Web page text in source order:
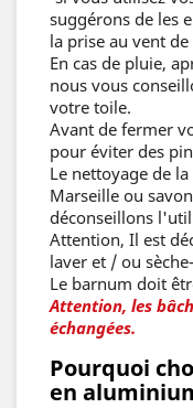
suggérons de les
la prise au vent
En cas de pluie,
nous vous
votre toile.
Avant de fermer
pour éviter des
Le nettoyage de
Marseille ou
déconseillons
Attention, Il est
laver et / ou
Le barnum doit
Attention, les
échangées.
Pourquoi
en